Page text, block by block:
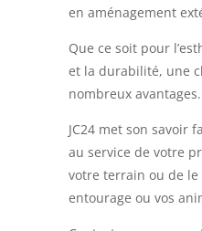
en aménagement
Que ce soit pour
et la durabilité, une
nombreux avantages.
JC24 met son savoir
au service de votre
votre terrain ou de
entourage ou vos